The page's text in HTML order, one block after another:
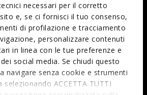
necessari per il corretto
e, se ci fornisci il tuo consenso,
di profilazione e tracciamento
personalizzare contenuti
in linea con le tue preferenze e
social media. Se chiudi questo
navigare senza cookie e strumenti
ACCETTA TUTTI
you will instantly receive a 10%
Woman
Man
the privacy statement